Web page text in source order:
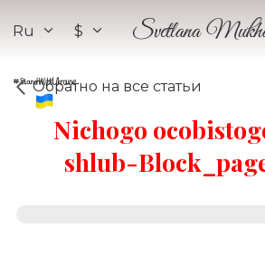
Svetlana
$
Ru
Обратно на все статьи
Nichogo
shlub-